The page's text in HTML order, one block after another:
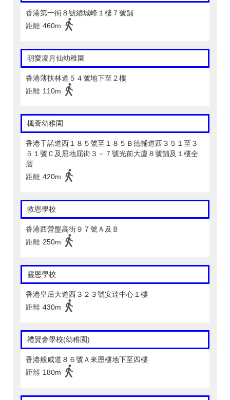
香港第一街８號縉城峰１樓７號舖
距離 460m
明愛凌月仙幼稚園
香港薄扶林道５４號地下至２樓
距離 110m
楓薈幼稚園
香港干諾道西１８５號至１８５Ｂ德輔道西３５１至３
５１號Ｃ及屈地屈街３－７號光前大廈８號舖及１樓全
層
距離 420m
救恩學校
香港西營盤高街９７號Ａ及Ｂ
距離 250m
靈恩學校
香港皇后大道西３２３號安達中心１樓
距離 430m
禮賢會學校(幼稚園)
香港般咸道８６號Ａ來恩樓地下至四樓
距離 180m